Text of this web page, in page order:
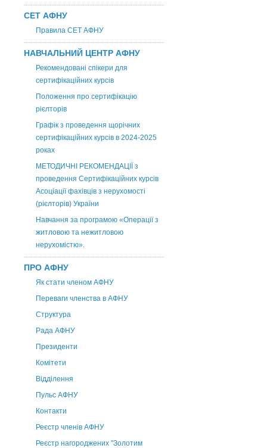
СЕТ АФНУ
Правила СЕТ АФНУ
НАВЧАЛЬНИЙ ЦЕНТР АФНУ
Рекомендовані спікери для
сертифікаційних курсів
Положення про сертифікацію
рієлторів
Графік з проведення щорічних
сертифікаційних курсів в 2024-2025
роках
МЕТОДИЧНІ РЕКОМЕНДАЦІЇ з
проведення Сертифікаційних курсів
Асоціації фахівців з нерухомості
(рієлторів) України
Навчання за програмою «Операції з
житловою та нежитловою
нерухомістю».
ПРО АФНУ
Як стати членом АФНУ
Переваги членства в АФНУ
Структура
Рада АФНУ
Президенти
Комітети
Відділення
Пульс АФНУ
Контакти
Реєстр членів АФНУ
Реєстр нагороджених "Золотим